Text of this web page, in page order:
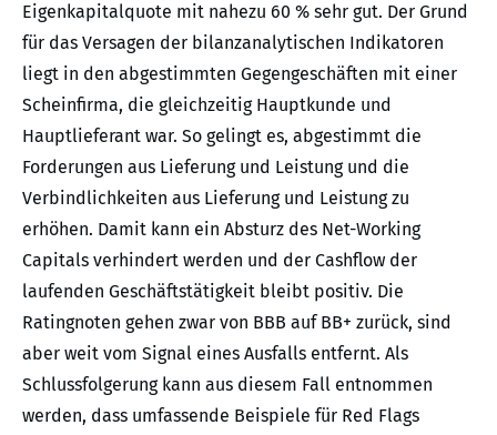
Eigenkapitalquote mit nahezu 60 % sehr gut. Der Grund
für das Versagen der bilanzanalytischen Indikatoren
liegt in den abgestimmten Gegengeschäften mit einer
Scheinfirma, die gleichzeitig Hauptkunde und
Hauptlieferant war. So gelingt es, abgestimmt die
Forderungen aus Lieferung und Leistung und die
Verbindlichkeiten aus Lieferung und Leistung zu
erhöhen. Damit kann ein Absturz des Net-Working
Capitals verhindert werden und der Cashflow der
laufenden Geschäftstätigkeit bleibt positiv. Die
Ratingnoten gehen zwar von BBB auf BB+ zurück, sind
aber weit vom Signal eines Ausfalls entfernt. Als
Schlussfolgerung kann aus diesem Fall entnommen
werden, dass umfassende Beispiele für Red Flags